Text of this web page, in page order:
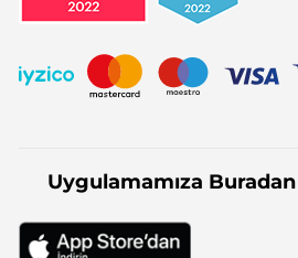
Uygulamamıza